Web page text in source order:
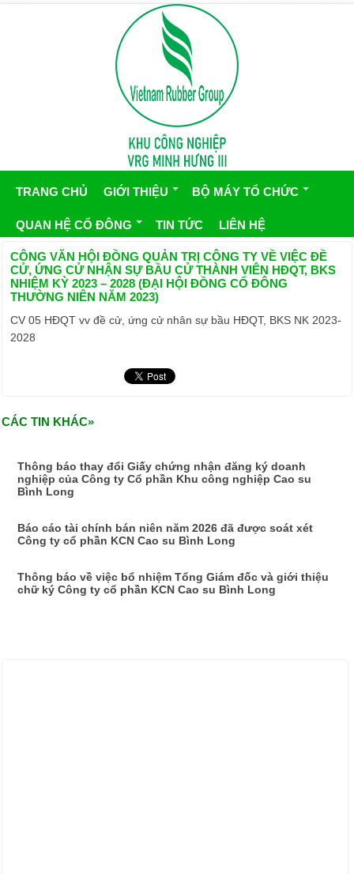
TRANG CHỦ GIỚI THIỆU BỘ MÁY TỔ CHỨC
QUAN HỆ CỔ ĐÔNG TIN TỨC LIÊN HỆ
CÔNG VĂN HỘI ĐỒNG QUẢN TRỊ CÔNG TY VỀ VIỆC ĐỀ
CỬ, ỨNG CỬ NHẬN SỰ BẦU CỬ THÀNH VIÊN HĐQT, BKS
NHIỆM KỲ 2023 – 2028 (ĐẠI HỘI ĐỒNG CỔ ĐÔNG
THƯỜNG NIÊN NĂM 2023)
CV 05 HĐQT vv đề cử, ứng cử nhân sự bầu HĐQT, BKS NK 2023-
2028
CÁC TIN KHÁC»
Thông báo thay đổi Giấy chứng nhận đăng ký doanh
nghiệp của Công ty Cổ phần Khu công nghiệp Cao su
Bình Long
Báo cáo tài chính bán niên năm 2026 đã được soát xét
Công ty cổ phần KCN Cao su Bình Long
Thông báo về việc bổ nhiệm Tổng Giám đốc và giới thiệu
chữ ký Công ty cổ phần KCN Cao su Bình Long